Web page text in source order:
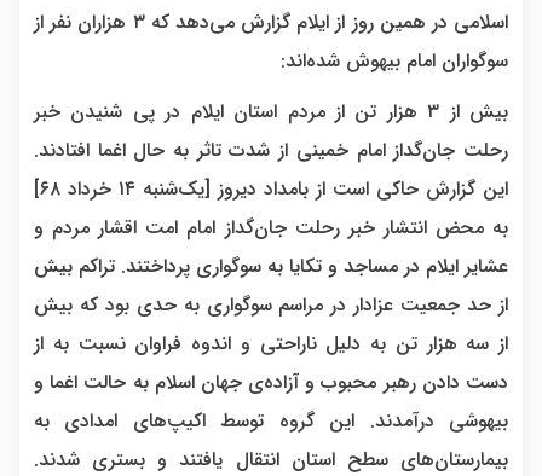
اسلامی در همین روز از ایلام گزارش می‌دهد که ۳ هزاران نفر از
سوگواران امام بیهوش شده‌اند:
بیش از ۳ هزار تن از مردم استان ایلام در پی شنیدن خبر
رحلت جان‌گداز امام خمینی از شدت تاثر به حال اغما افتادند.
این گزارش حاکی است از بامداد دیروز [یک‌شنبه ۱۴ خرداد ۶۸]
به محض انتشار خبر رحلت جان‌گداز امام امت اقشار مردم و
عشایر ایلام در مساجد و تکایا به سوگواری پرداختند. تراکم بیش
از حد جمعیت عزادار در مراسم سوگواری به حدی بود که بیش
از سه هزار تن به دلیل ناراحتی و اندوه فراوان نسبت به از
دست دادن رهبر محبوب و آزاده‌ی جهان اسلام به حالت اغما و
بیهوشی درآمدند. این گروه توسط اکیپ‌های امدادی به
بیمارستان‌های سطح استان انتقال یافتند و بستری شدند.